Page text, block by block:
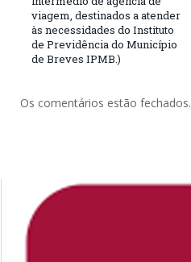
viagem, destinados a atender
às necessidades do Instituto
de Previdência do Município
de Breves IPMB.)
Os comentários estão fechados.